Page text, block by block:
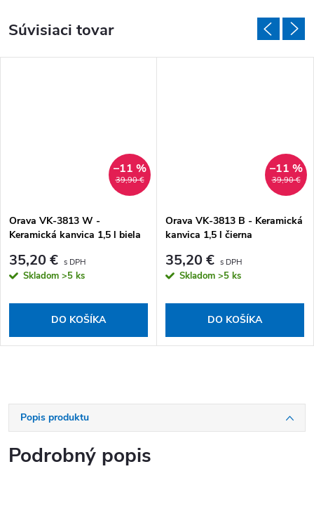
Súvisiaci tovar
39,90 €
–11 %
Orava VK-3813 W -
Keramická kanvica 1,5 l biela
35,20 €
Skladom >5 ks
DO KOŠÍKA
39,90 €
–11 %
Orava VK-3813 B - Keramická
kanvica 1,5 l čierna
35,20 €
Skladom >5 ks
DO KOŠÍKA
Popis produktu
Podrobný popis